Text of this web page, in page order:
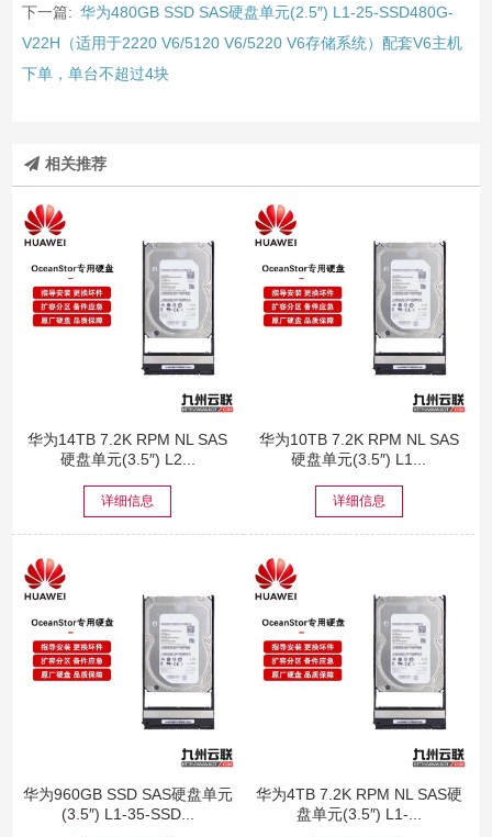
下一篇: 华为480GB SSD SAS硬盘单元(2.5″) L1-25-SSD480G-
V22H（适用于2220 V6/5120 V6/5220 V6存储系统）配套V6主机
下单，单台不超过4块
相关推荐
华为14TB 7.2K RPM NL SAS
硬盘单元(3.5″) L2...
详细信息
华为10TB 7.2K RPM NL SAS
硬盘单元(3.5″) L1...
详细信息
华为960GB SSD SAS硬盘单元
(3.5″) L1-35-SSD...
华为4TB 7.2K RPM NL SAS硬
盘单元(3.5″) L1-...